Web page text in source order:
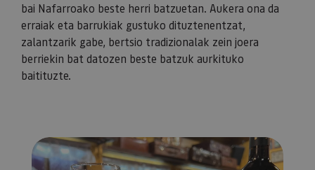
bai Nafarroako beste herri batzuetan. Aukera ona da
erraiak eta barrukiak gustuko dituztenentzat,
zalantzarik gabe, bertsio tradizionalak zein joera
berriekin bat datozen beste batzuk aurkituko
baitituzte.